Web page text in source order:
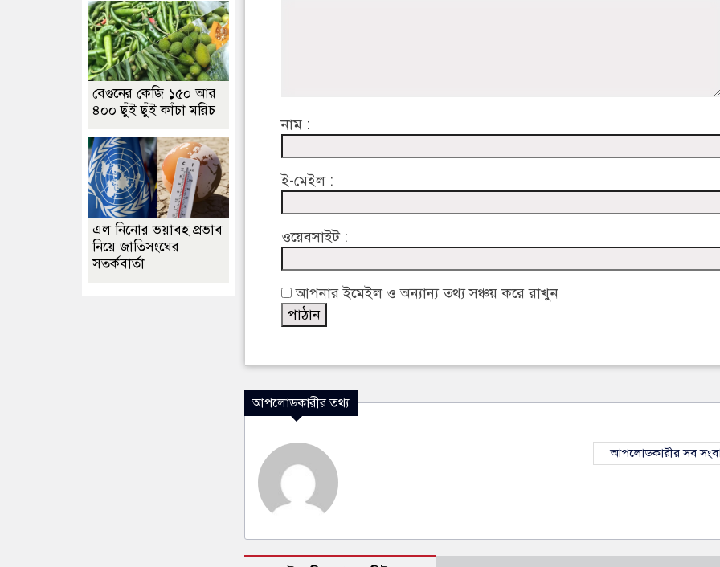
নাম :
ই-মেইল :
ওয়েবসাইট :
আপনার ইমেইল ও অন্যান্য তথ্য সঞ্চয় করে রাখুন
আপলোডকারীর তথ্য
আপলোডকারীর সব
বেগুনের কেজি ১৫০ আর
৪০০ ছুঁই ছুঁই কাঁচা মরিচ
এল নিনোর ভয়াবহ প্রভাব
নিয়ে জাতিসংঘের
সতর্কবার্তা